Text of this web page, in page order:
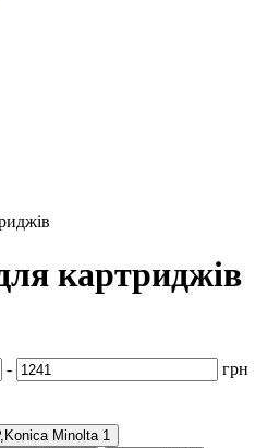
картриджів
-
грн
Minolta 1